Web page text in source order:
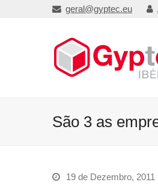
geral@gyptec.eu
São 3 as
19 de Dezembro, 2011